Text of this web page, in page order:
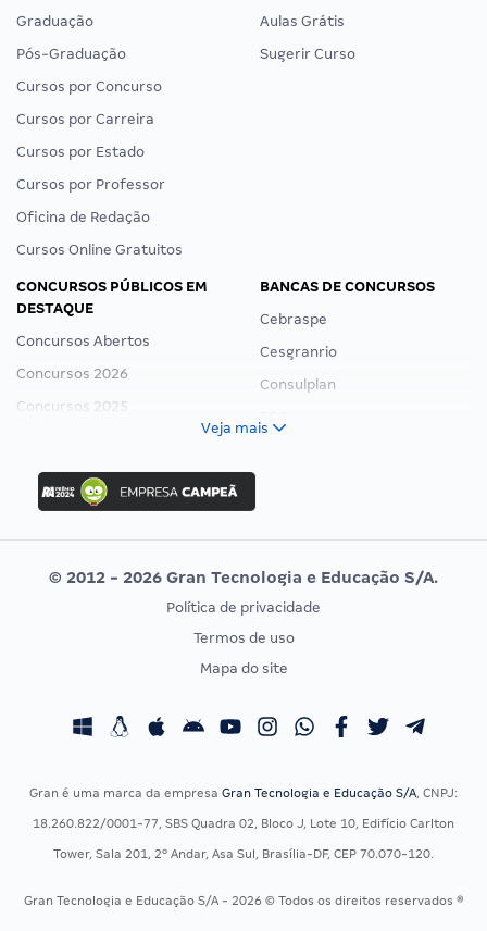
Graduação
Pós-Graduação
Cursos por Concurso
Cursos por Carreira
Cursos por Estado
Cursos por Professor
Oficina de Redação
Cursos Online Gratuitos
Aulas Grátis
Sugerir Curso
CONCURSOS PÚBLICOS EM
DESTAQUE
Concursos Abertos
Concursos 2026
Concursos 2025
Concurso Ibama
Concurso MPU
Editais publicados
BANCAS DE CONCURSOS
Cebraspe
Cesgranrio
Consulplan
Vunesp
CONCURSOS POR PROFISSÃO
Concursos Fiscais
Residência Multiprofissional
EXAME DE ORDEM
Calendário OAB
Veja mais
© 2012 - 2026 Gran Tecnologia e Educação S/A.
Política de privacidade
Termos de uso
Mapa do site
Gran é uma marca da empresa Gran Tecnologia e Educação S/A, CNPJ:
18.260.822/0001-77, SBS Quadra 02, Bloco J, Lote 10, Edifício Carlton
Tower, Sala 201, 2º Andar, Asa Sul, Brasília-DF, CEP 70.070-120.
Gran Tecnologia e Educação S/A - 2026 © Todos os direitos reservados ®